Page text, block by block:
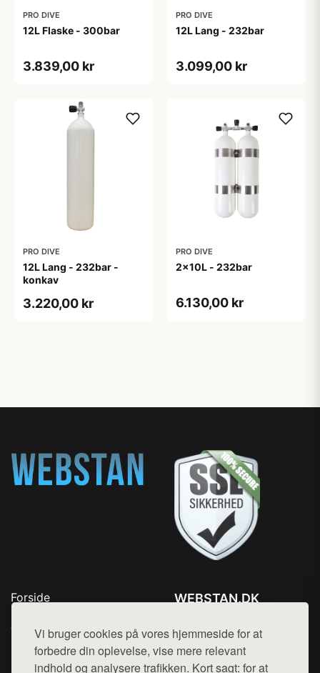
Vi bruger cookies på vores hjemmeside for at
forbedre din oplevelse, vise mere relevant
indhold og analysere trafikken. Kort sagt: for at
PRO DIVE
12L Flaske - 300bar
3.839,00 kr
PRO DIVE
12L Lang - 232bar
3.099,00 kr
PRO DIVE
12L Lang - 232bar -
konkav
3.220,00 kr
PRO DIVE
2x10L - 232bar
6.130,00 kr
Forside
Top Rabatter
Blog
Kontakt
WEBSTAN.DK
Mail: hej@want.dk